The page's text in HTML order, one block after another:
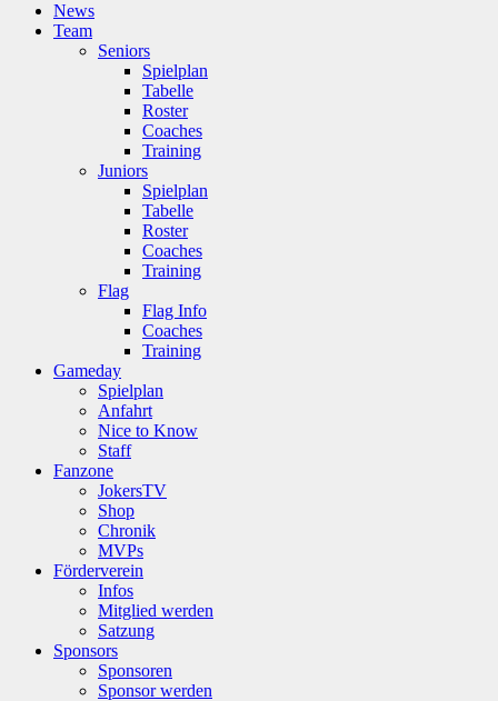
News
Team
Seniors
Spielplan
Tabelle
Roster
Coaches
Training
Juniors
Spielplan
Tabelle
Roster
Coaches
Training
Flag
Flag Info
Coaches
Training
Gameday
Spielplan
Anfahrt
Nice to Know
Staff
Fanzone
JokersTV
Shop
Chronik
MVPs
Förderverein
Infos
Mitglied werden
Satzung
Sponsors
Sponsoren
Sponsor werden